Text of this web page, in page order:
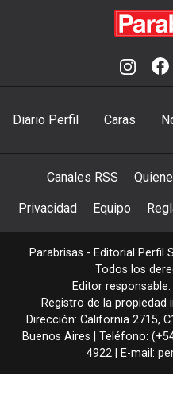
Diario Perfil Caras
Canales RSS
Privacidad Equipo
Parabrisas - Editorial Perfil
Todos los
Editor
Registro de la
Dirección: California 2715,
Buenos Aires | Teléfono:
4922 | E-mail: